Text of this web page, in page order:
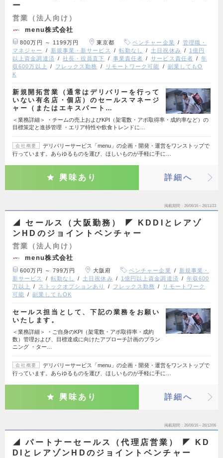
ー
営業（法人向け）
menu株式会社
800万円 ～ 1199万円 東京都 ベンチャー企業
管理職・
マネジャー
新規事業・新サービス 転勤なし 土日祝休み
1億円
以上資金調達済
社長・役員直下 事業責任者 サービス責任者
年
収600万以上
フレックス勤務 リモートワーク可能
副業してもO
K
新規開拓営業（通常はデリバリーを行って
いない有名店・個店）のセールスマネージ
ャー（またはエキスパート…
＜業務詳細＞ ・チームの売上およびKPI（架電数・アポ取得率・成約率など）の
目標策定と進捗管理 ・エリア特性や飲食トレンドに…
会社概要
デリバリーサービス「menu」の企画・開発・運営をワンストップで
行っています。あらゆるものを運び、ほしいものが手軽に手に…
興味あり 詳細へ
掲載期間 26/06/16～26/11/23
◢ セールス（大阪勤務） ◤ KDDIとレアゾ
ンHDのジョイントベンチャー
営業（法人向け）
menu株式会社
600万円 ～ 799万円 大阪府 ベンチャー企業
新規事業・
新サービス
転勤なし 土日祝休み 1億円以上資金調達済
年収600
万以上
ストックオプションあり フレックス勤務
リモートワーク
可能
副業してもOK
セールス担当として、下記の業務をお願い
いたします。
＜業務詳細＞ ・ご自身のKPI（架電数・アポ取得率・成約
数）管理および、目標達成に向けたアプローチ計画のプラン
ニング ・ター…
会社概要
デリバリーサービス「menu」の企画・開発・運営をワンストップで
行っています。あらゆるものを運び、ほしいものが手軽に手に…
興味あり 詳細へ
掲載期間 26/06/16～26/12/06
◢ パートナーセールス（代理店営業） ◤ KD
DIとレアゾンHDのジョイントベンチャー